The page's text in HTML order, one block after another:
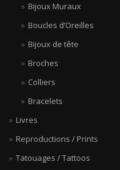
Bijoux Muraux
Boucles d’Oreilles
Bijoux de tête
Broches
Colliers
Bracelets
Livres
Reproductions / Prints
Tatouages / Tattoos